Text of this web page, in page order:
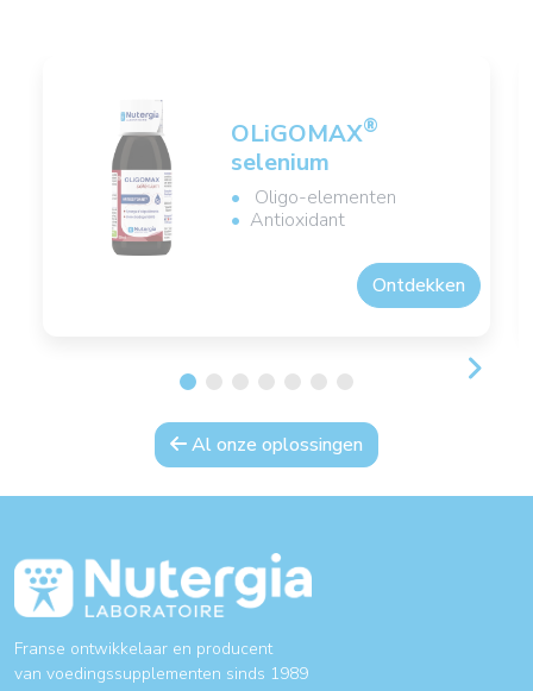
OLiGOMAX®
selenium
Oligo-elementen
Antioxidant
Ontdekken
Al onze oplossingen
Franse ontwikkelaar en producent
van voedingssupplementen sinds 1989